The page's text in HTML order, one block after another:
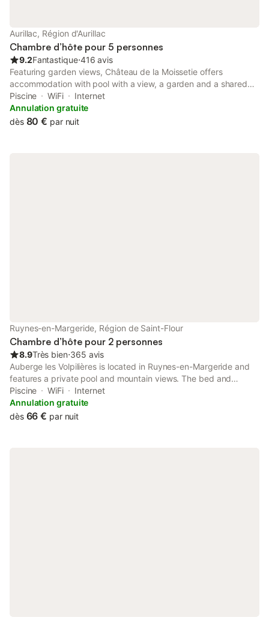
Aurillac, Région d'Aurillac
Chambre d’hôte pour 5 personnes
9.2Fantastique⋅416 avis
Featuring garden views, Château de la Moissetie offers
accommodation with pool with a view, a garden and a shared
lounge, around 2.9 km from Aurillac Congress Centre. Boasting
bicycle parking, this property also provides guests with a picnic
area.
Piscine WiFi
Internet
Annulation gratuite
dès 80 € par nuit
Ruynes-en-Margeride, Région de Saint-Flour
Chambre d’hôte pour 2 personnes
8.9Très bien⋅365 avis
Auberge les Volpilières is located in Ruynes-en-Margeride and
features a private pool and mountain views. The bed and
breakfast also provides free WiFi, free private parking and
facilities for disabled guests.
Piscine WiFi
Internet
Annulation gratuite
dès 66 € par nuit